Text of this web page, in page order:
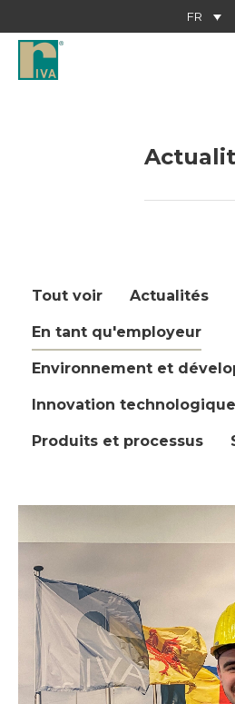
FR
Tout voir Actualités
En tant qu'employeur
Environnement et
Innovation technologique
Produits et processus